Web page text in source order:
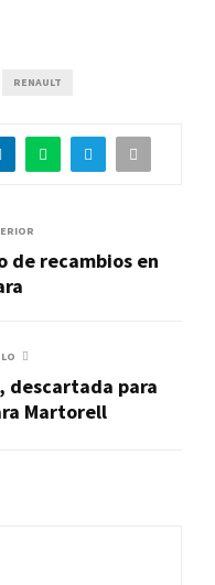
RENAULT
de recambios en
descartada para
Martorell